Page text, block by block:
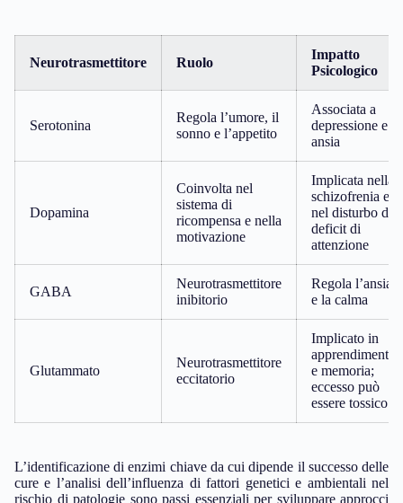
Neurotrasmettitore Ruolo
Impatto
Psicologico
Serotonina
Regola l’umore, il
sonno e l’appetito
Associata a
depressione e
ansia
Dopamina
Coinvolta nel
sistema di
ricompensa e nella
motivazione
Implicata nella
schizofrenia e
nel disturbo da
deficit di
attenzione
GABA
Neurotrasmettitore
inibitorio
Regola l’ansia
e la calma
Glutammato
Neurotrasmettitore
eccitatorio
Implicato in
apprendimento
e memoria;
eccesso può
essere tossico
L’identificazione di enzimi chiave da cui dipende il successo delle
cure e l’analisi dell’influenza di fattori genetici e ambientali nel
rischio di patologie sono passi essenziali per sviluppare approcci